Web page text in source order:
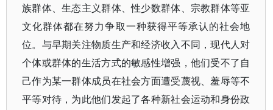
族群体、生态主义群体、性少数群体、宗教群体等亚
文化群体都在努力争取一种获得平等承认的社会地
位。与早期关注物质生产和经济收入不同，现代人对
个体或群体的生活方式的敏感性增强，他们受不了自
己作为某一群体成员在社会方面遭受蔑视、羞辱等不
平等对待，为此他们发起了各种新社会运动和身份政